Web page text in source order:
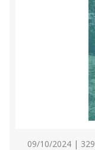
09/10/2024 | 329